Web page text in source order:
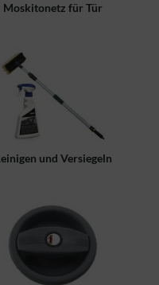
Moskitonetz für Tür
und Versiegeln